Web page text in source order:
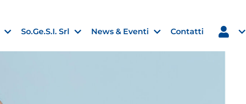
So.Ge.S.I. Srl News & Eventi Contatti